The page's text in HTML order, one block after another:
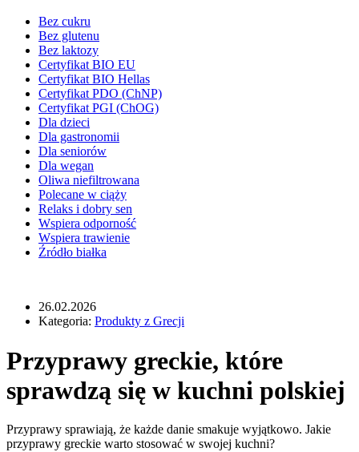
Bez cukru
Bez glutenu
Bez laktozy
Certyfikat BIO EU
Certyfikat BIO Hellas
Certyfikat PDO (ChNP)
Certyfikat PGI (ChOG)
Dla dzieci
Dla gastronomii
Dla seniorów
Dla wegan
Oliwa niefiltrowana
Polecane w ciąży
Relaks i dobry sen
Wspiera odporność
Wspiera trawienie
Źródło białka
26.02.2026
Kategoria: Produkty z Grecji
Przyprawy greckie, które
sprawdzą się w kuchni polskiej
Przyprawy sprawiają, że każde danie smakuje wyjątkowo. Jakie
przyprawy greckie warto stosować w swojej kuchni?